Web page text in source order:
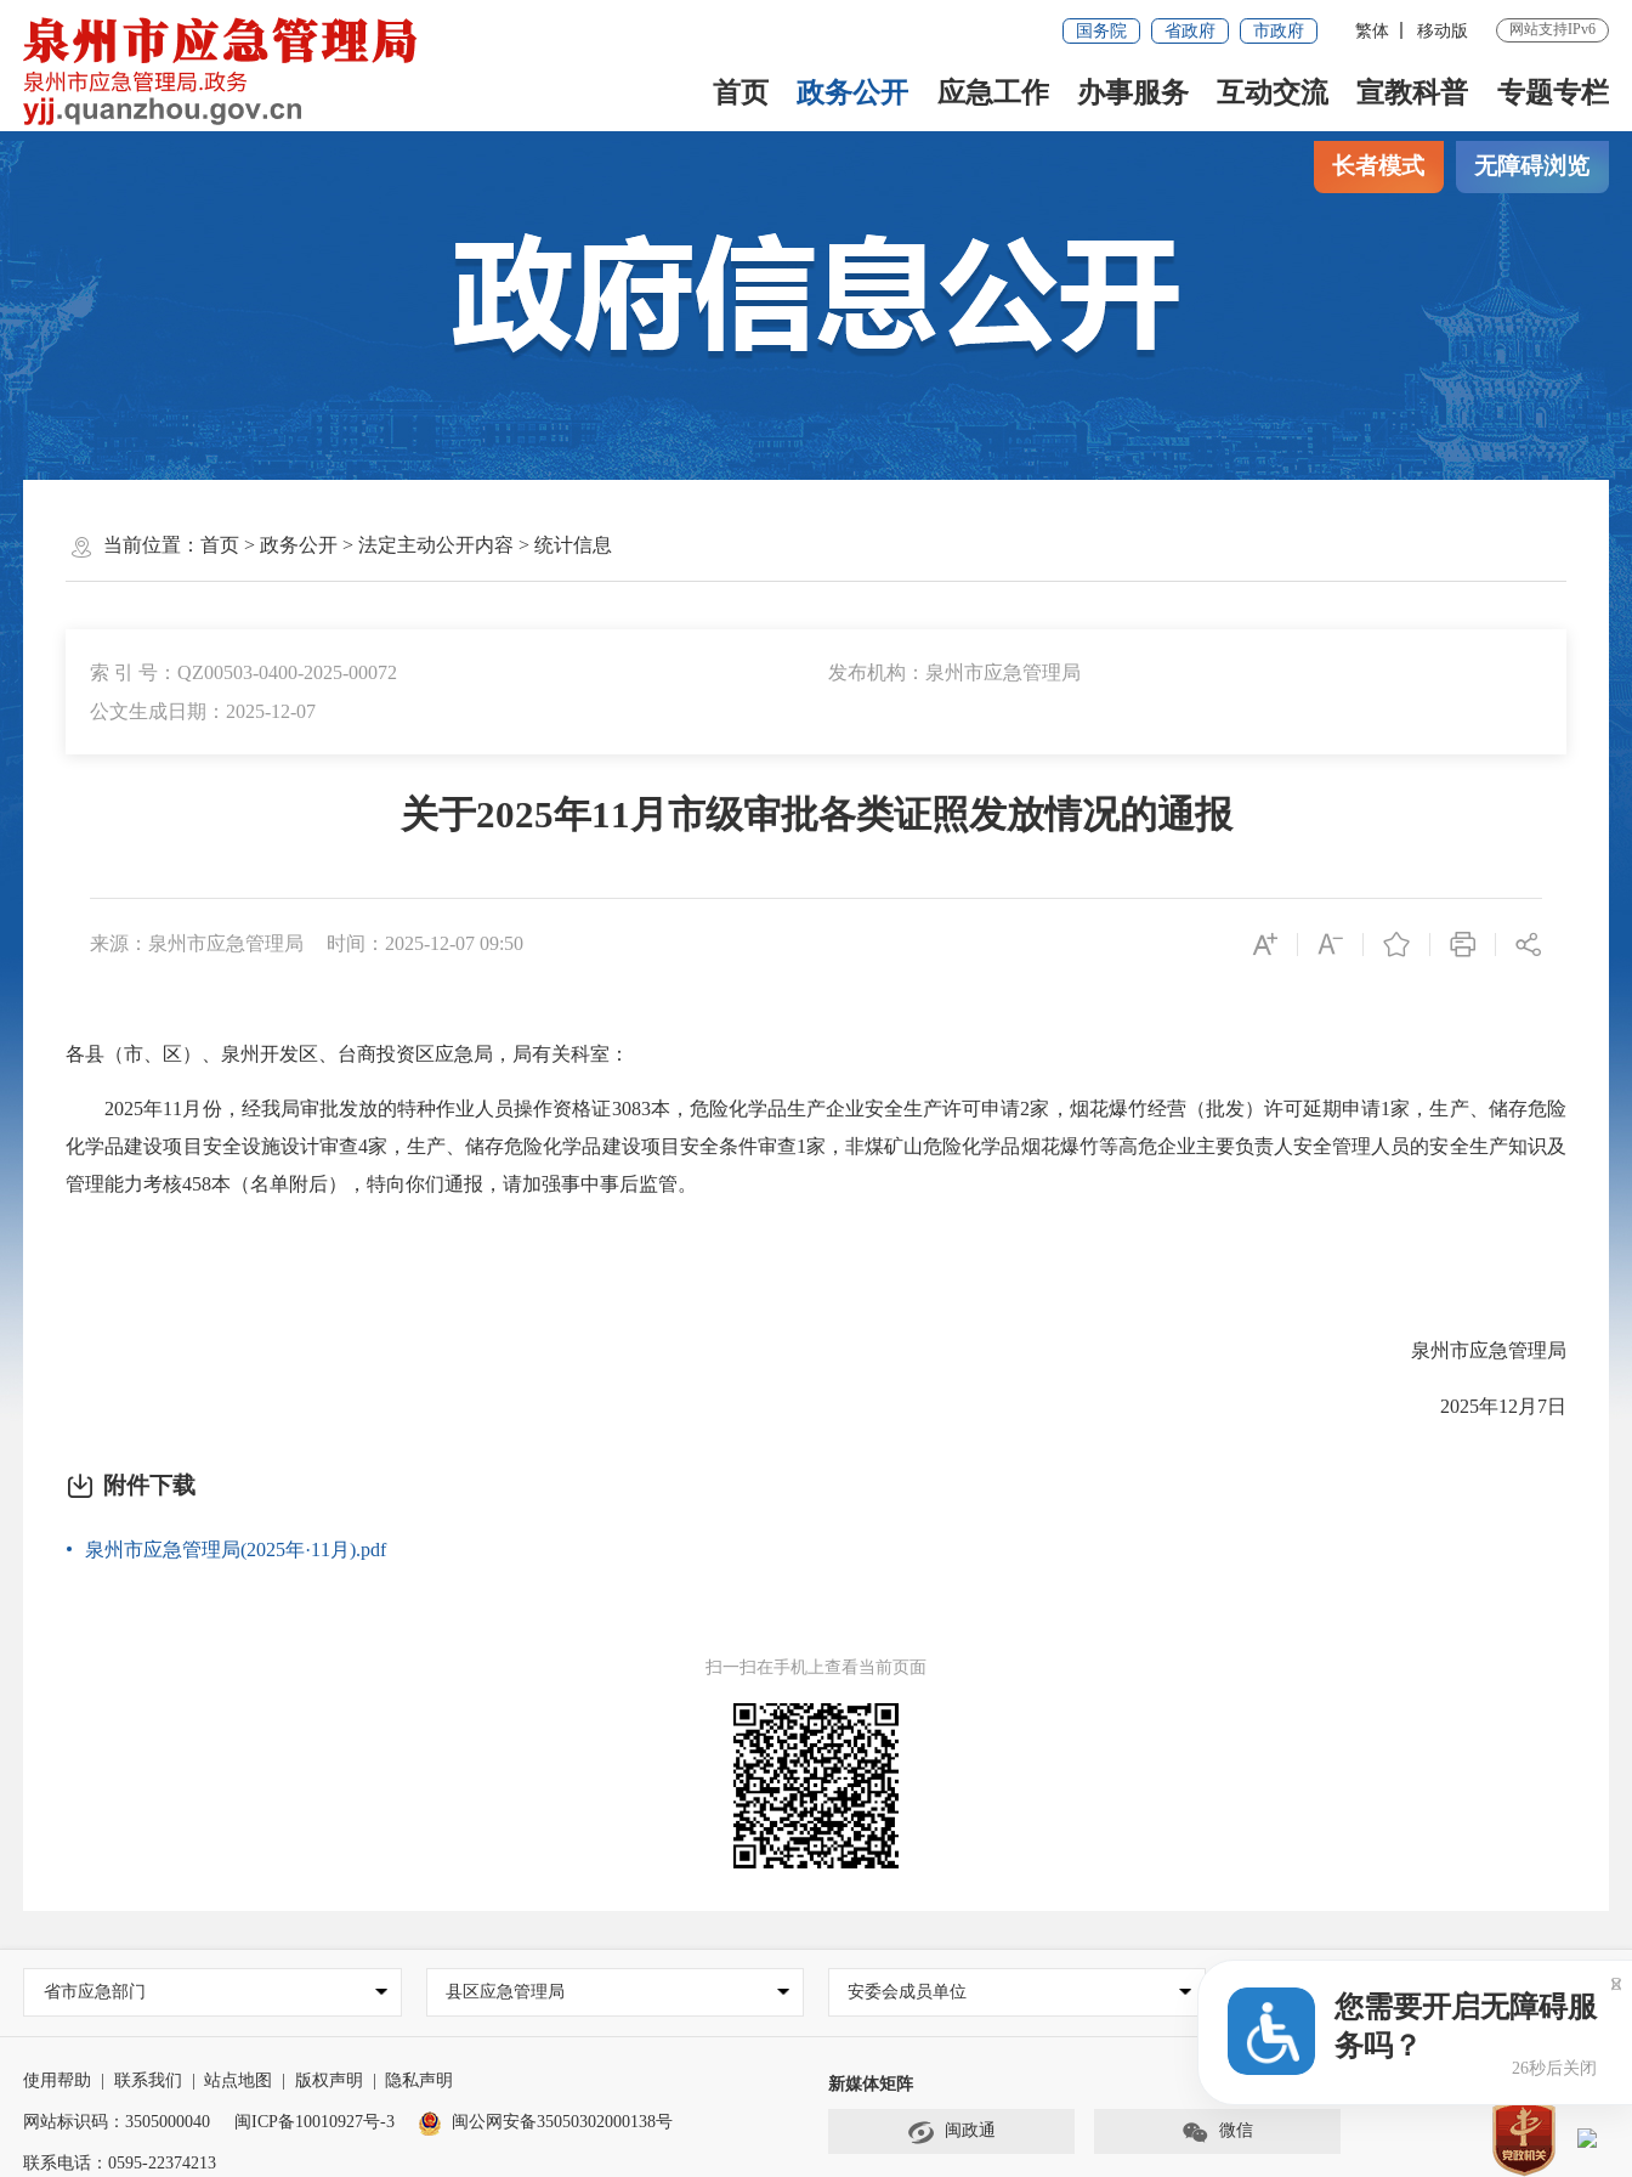
国务院 省政府 市政府 繁体 移动版 网站支持IPv6
首页 政务公开 应急工作 办事服务 互动交流 宣教科普 专题专栏
长者模式 无障碍浏览
当前位置： 首页> 政务公开> 法定主动公开内容 > 统计信息
索 引 号：QZ00503-0400-2025-00072
发布机构：泉州市应急管理局
公文生成日期：2025-12-07
关于2025年11月市级审批各类证照发放情况的通报
来源：泉州市应急管理局 时间：2025-12-07 09:50
各县（市、区）、泉州开发区、台商投资区应急局，局有关科室：
2025年11月份，经我局审批发放的特种作业人员操作资格证3083本，危险化学品生产企业安全生产许可申请2家，烟花爆竹经营（批发）许可延期申请1家，生产、储存危险
化学品建设项目安全设施设计审查4家，生产、储存危险化学品建设项目安全条件审查1家，非煤矿山危险化学品烟花爆竹等高危企业主要负责人安全管理人员的安全生产知识及
管理能力考核458本（名单附后），特向你们通报，请加强事中事后监管。
泉州市应急管理局
2025年12月7日
附件下载
泉州市应急管理局(2025年·11月).pdf
扫一扫在手机上查看当前页面
省市应急部门 县区应急管理局 安委会成员单位 媒体网站
使用帮助 联系我们 站点地图 版权声明 隐私声明
网站标识码：3505000040 闽ICP备10010927号-3 闽公网安备35050302000138号
联系电话：0595-22374213
新媒体矩阵
闽政通 微信
您需要开启无障碍服
务吗？
26秒后关闭
